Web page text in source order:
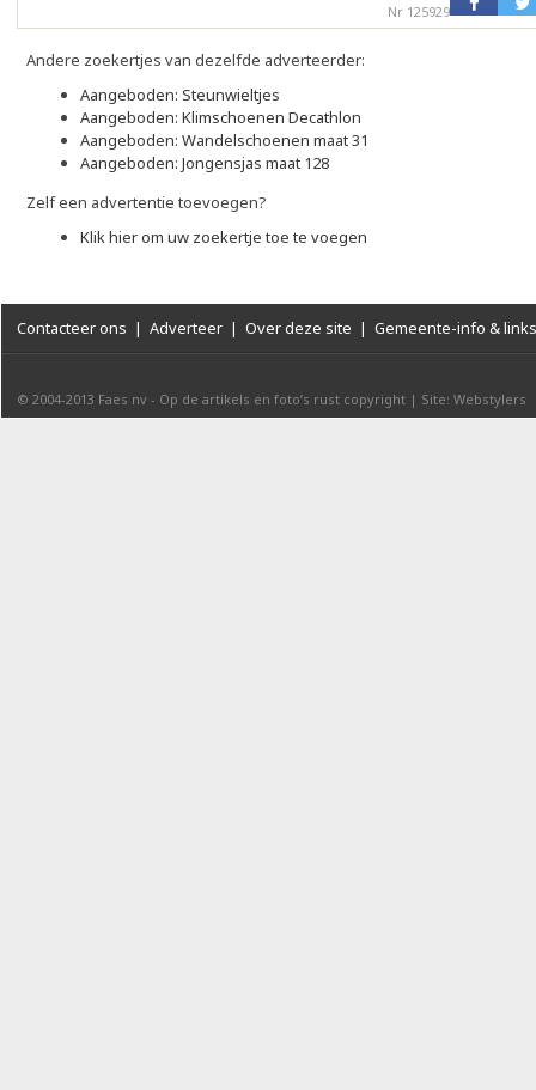
Nr 125929
Andere zoekertjes van dezelfde adverteerder:
Aangeboden: Steunwieltjes
Aangeboden: Klimschoenen Decathlon
Aangeboden: Wandelschoenen maat 31
Aangeboden: Jongensjas maat 128
Zelf een advertentie toevoegen?
Klik hier om uw zoekertje toe te voegen
Contacteer ons | Adverteer | Over deze site | Gemeente-info & links
© 2004-2013 Faes nv - Op de artikels en foto’s rust copyright | Site: Webstylers